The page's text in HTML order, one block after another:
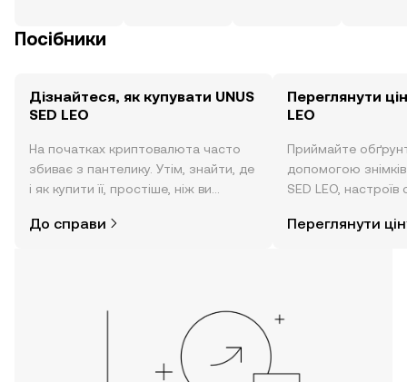
Посібники
Дізнайтеся, як купувати UNUS
SED LEO
На початках криптовалюта часто
збиває з пантелику. Утім, знайти, де
і як купити її, простіше, ніж ви
за допомогою застосунку OKX для
До справи
Переглянути
LEO
Приймайте
допомогою знімків
SED LEO, настроїв
Переглянути